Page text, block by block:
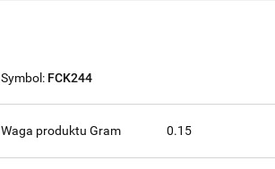
Symbol: FCK244
Waga produktu Gram 0.15